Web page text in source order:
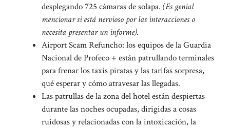
desplegando 725 cámaras de solapa. (Es genial
mencionar si está nervioso por las interacciones o
necesita presentar un informe).
Airport Scam Refuncho: los equipos de la Guardia
Nacional de Profeco + están patrullando terminales
para frenar los taxis piratas y las tarifas sorpresa,
qué esperar y cómo atravesar las llegadas.
Las patrullas de la zona del hotel están despiertas
durante las noches ocupadas, dirigidas a cosas
ruidosas y relacionadas con la intoxicación, la